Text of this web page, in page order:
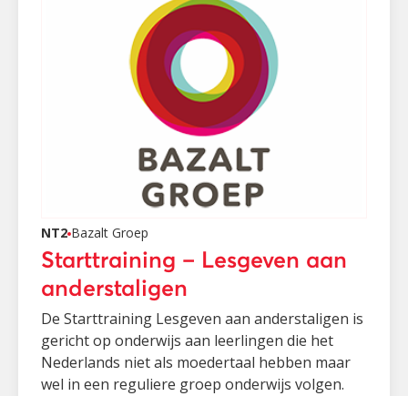
NT2 Bazalt Groep
Starttraining – Lesgeven aan
anderstaligen
De Starttraining Lesgeven aan anderstaligen is
gericht op onderwijs aan leerlingen die het
Nederlands niet als moedertaal hebben maar
wel in een reguliere groep onderwijs volgen.